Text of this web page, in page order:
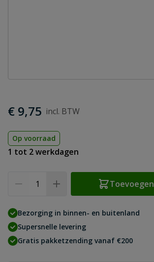
€ 9,75
Op voorraad
1 tot 2 werkdagen
Toevoegen
Bezorging in binnen- en buitenland
Supersnelle levering
Gratis pakketzending vanaf €200